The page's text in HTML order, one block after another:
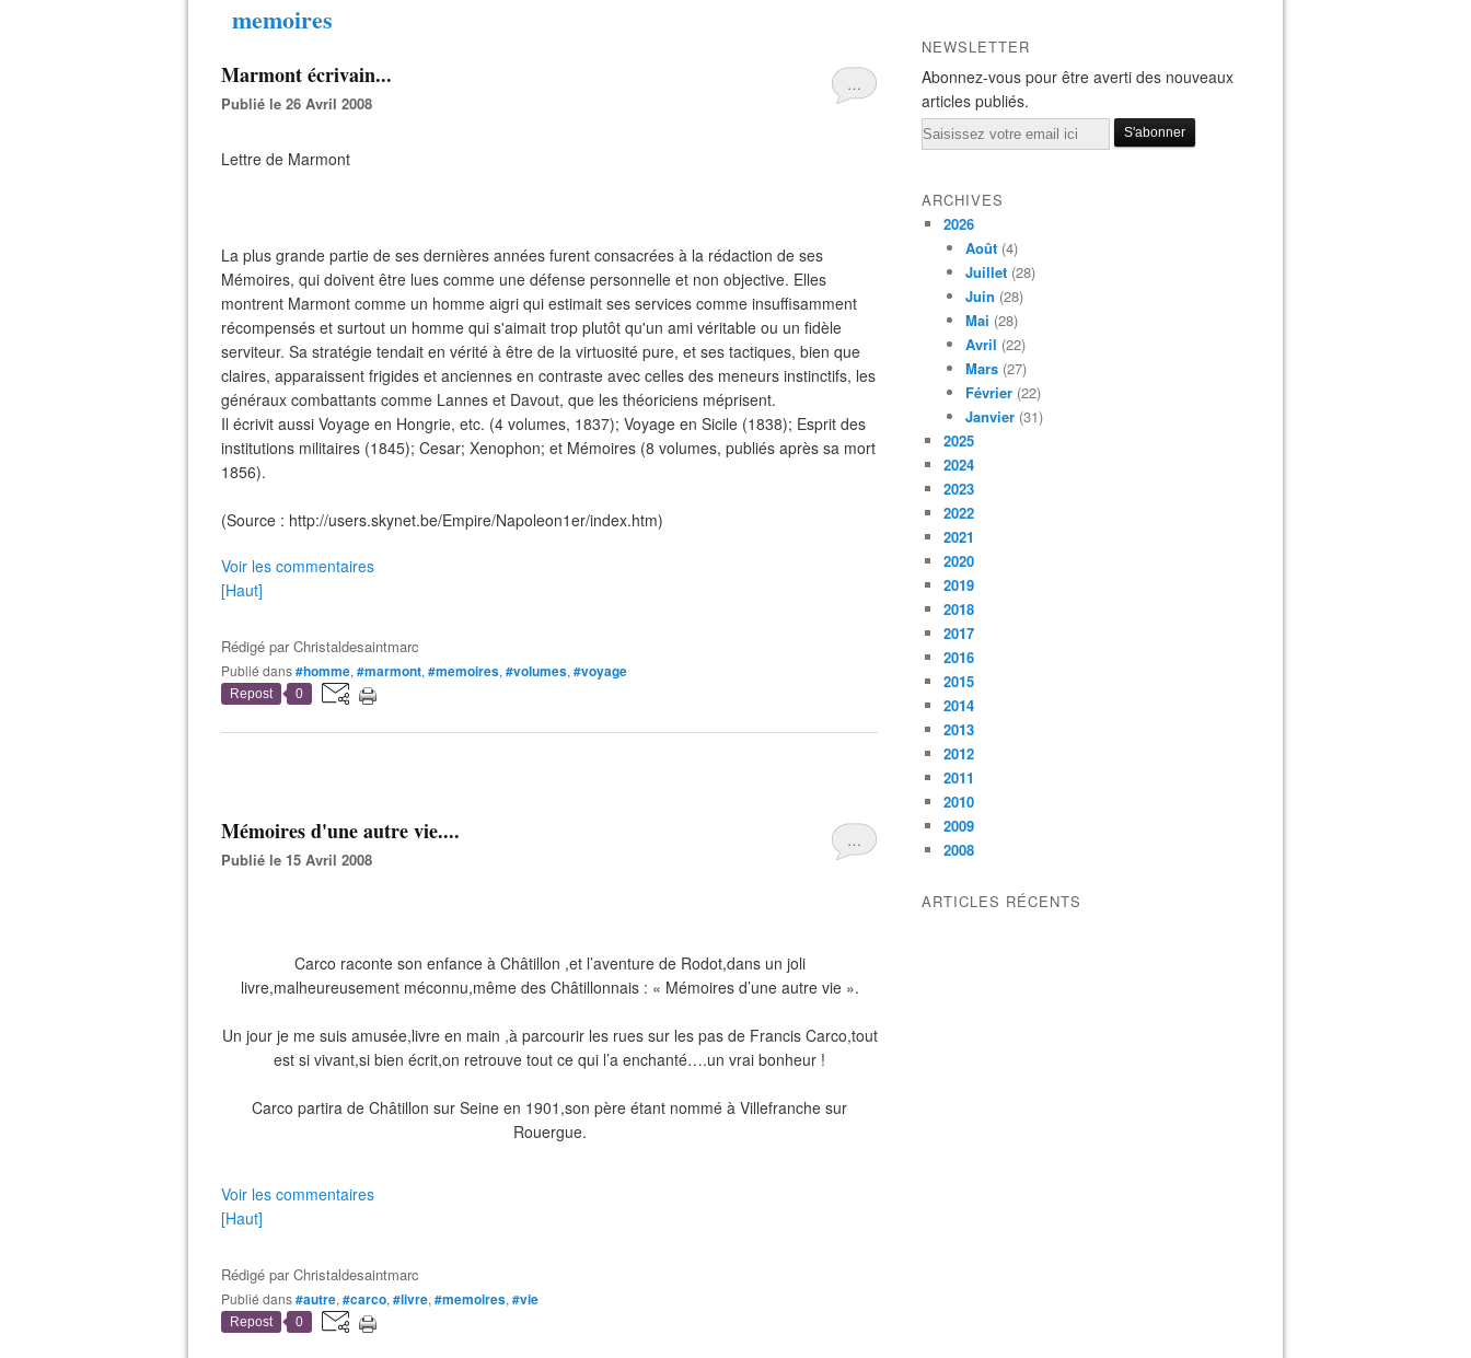
memoires
…
Marmont écrivain...
Publié le 26 Avril 2008
Lettre de Marmont
La plus grande partie de ses dernières années furent consacrées à la rédaction de ses
Mémoires, qui doivent être lues comme une défense personnelle et non objective. Elles
montrent Marmont comme un homme aigri qui estimait ses services comme insuffisamment
récompensés et surtout un homme qui s'aimait trop plutôt qu'un ami véritable ou un fidèle
serviteur. Sa stratégie tendait en vérité à être de la virtuosité pure, et ses tactiques, bien que
claires, apparaissent frigides et anciennes en contraste avec celles des meneurs instinctifs, les
généraux combattants comme Lannes et Davout, que les théoriciens méprisent.
Il écrivit aussi Voyage en Hongrie, etc. (4 volumes, 1837); Voyage en Sicile (1838); Esprit des
institutions militaires (1845); Cesar; Xenophon; et Mémoires (8 volumes, publiés après sa mort
1856).
(Source : http://users.skynet.be/Empire/Napoleon1er/index.htm)
Voir les commentaires
[Haut]
Rédigé parChristaldesaintmarc
Publié dans#homme, #marmont, #memoires, #volumes, #voyage
Repost 0
…
Mémoires d'une autre vie....
Publié le 15 Avril 2008
Carco raconte son enfance à Châtillon ,et l’aventure de Rodot,dans un joli
livre,malheureusement méconnu,même des Châtillonnais : « Mémoires d’une autre vie ».
Un jour je me suis amusée,livre en main ,à parcourir les rues sur les pas de Francis Carco,tout
est si vivant,si bien écrit,on retrouve tout ce qui l’a enchanté….un vrai bonheur !
Carco partira de Châtillon sur Seine en 1901,son père étant nommé à Villefranche sur
Rouergue.
Voir les commentaires
[Haut]
Rédigé parChristaldesaintmarc
Publié dans#autre, #carco, #livre, #memoires, #vie
Repost 0
NEWSLETTER
Abonnez-vous pour être averti des nouveaux
articles publiés.
Email
ARCHIVES
2026
Août (4)
Juillet (28)
Juin (28)
Mai (28)
Avril (22)
Mars (27)
Février (22)
Janvier (31)
2025
2024
2023
2022
2021
2020
2019
2018
2017
2016
2015
2014
2013
2012
2011
2010
2009
2008
ARTICLES RÉCENTS